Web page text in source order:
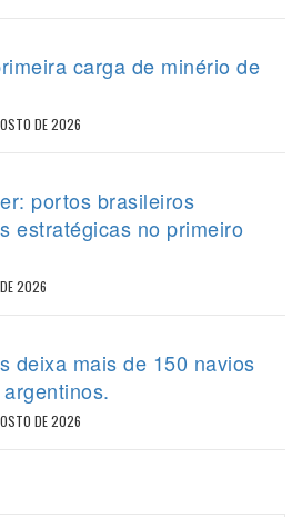
carga de minério de
DE 2026
portos brasileiros
estratégicas no primeiro
2026
deixa mais de 150 navios
DE 2026